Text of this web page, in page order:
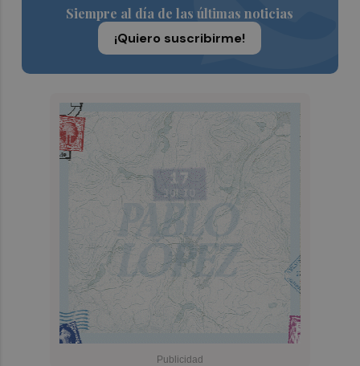
Siempre al día de las últimas noticias
¡Quiero suscribirme!